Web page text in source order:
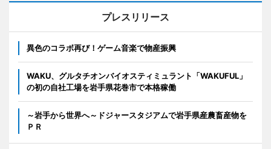
プレスリリース
異色のコラボ再び！ゲーム音楽で物産振興
WAKU、グルタチオンバイオスティミュラント「WAKUFUL」
の初の自社工場を岩手県花巻市で本格稼働
～岩手から世界へ～ドジャースタジアムで岩手県産農畜産物を
ＰＲ